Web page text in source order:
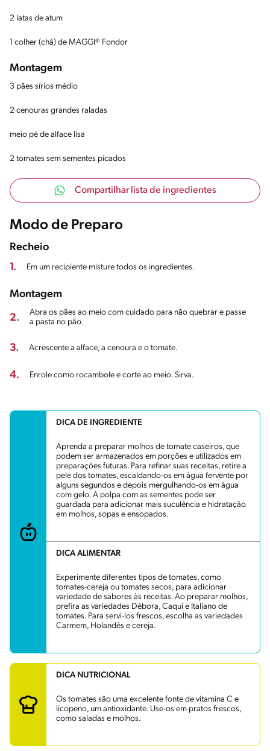
2 latas de atum
1 colher (chá) de MAGGI® Fondor
Montagem
3 pães sírios médio
2 cenouras grandes raladas
meio pé de alface lisa
2 tomates sem sementes picados
Compartilhar lista de ingredientes
Modo de Preparo
Recheio
1.
Em um recipiente misture todos os ingredientes.
Montagem
2.
Abra os pães ao meio com cuidado para não quebrar e passe
a pasta no pão.
3. Acrescente a alface, a cenoura e o tomate.
4. Enrole como rocambole e corte ao meio. Sirva.
DICA DE INGREDIENTE
Aprenda a preparar molhos de tomate caseiros, que
podem ser armazenados em porções e utilizados em
preparações futuras. Para refinar suas receitas, retire a
pele dos tomates, escaldando-os em água fervente por
alguns segundos e depois mergulhando-os em água
com gelo. A polpa com as sementes pode ser
guardada para adicionar mais suculência e hidratação
em molhos, sopas e ensopados.
DICA ALIMENTAR
Experimente diferentes tipos de tomates, como
tomates-cereja ou tomates secos, para adicionar
variedade de sabores às receitas. Ao preparar molhos,
prefira as variedades Débora, Caqui e Italiano de
tomates. Para servi-los frescos, escolha as variedades
Carmem, Holandês e cereja.
DICA NUTRICIONAL
Os tomates são uma excelente fonte de vitamina C e
licopeno, um antioxidante. Use-os em pratos frescos,
como saladas e molhos.